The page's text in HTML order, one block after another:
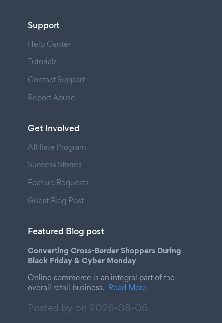
Support
Help Center
Tutorials
Contact Support
Report Abuse
Get Involved
Affiliate Program
Success Stories
Feature Requests
Guest Blog Post
Featured Blog post
Converting Cross-Border Shoppers During
Black Friday & Cyber Monday
Online commerce is an integral part of the
overall retail business. Read More
Posted by on 2026-08-06